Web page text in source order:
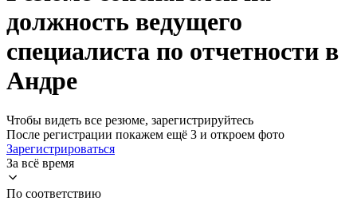
должность ведущего
специалиста по отчетности в
Андре
Чтобы видеть все резюме, зарегистрируйтесь
После регистрации покажем ещё 3 и откроем фото
Зарегистрироваться
За всё время
По соответствию